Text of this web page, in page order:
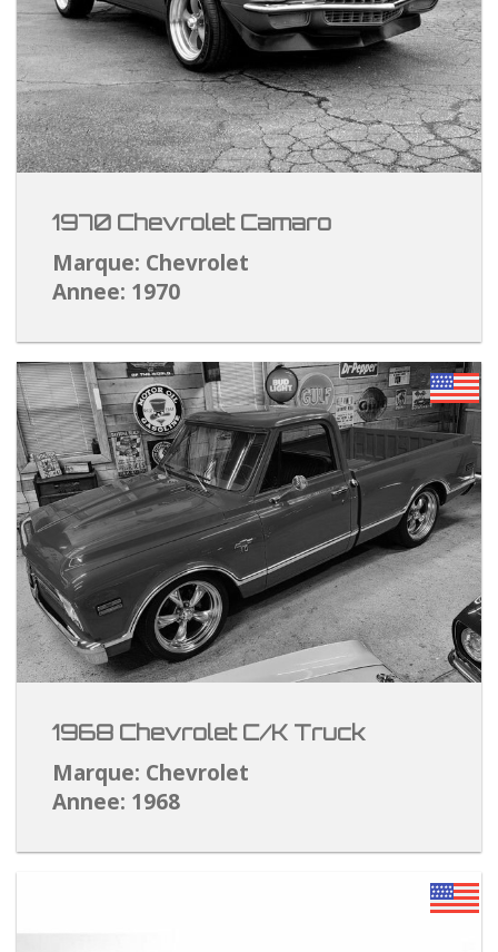
1970 Chevrolet Camaro
Marque: Chevrolet
Annee: 1970
1968 Chevrolet C/K Truck
Marque: Chevrolet
Annee: 1968